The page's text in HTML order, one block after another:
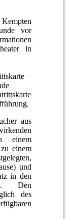
vor
in
aus
einem
einem
und
in den
Den
des